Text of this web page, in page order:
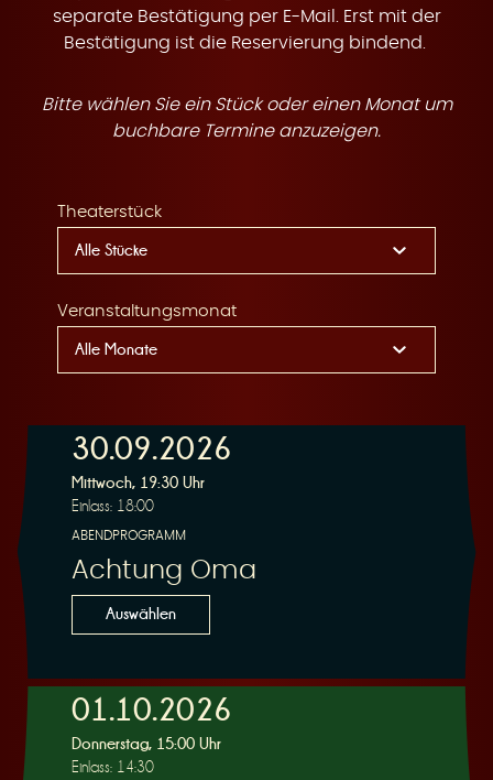
e
R
e
separate Bestätigung per E-Mail. Erst mit der
Bestätigung ist die Reservierung bindend.
Bitte wählen Sie ein Stück oder einen Monat um
buchbare Termine anzuzeigen.
Theaterstück
Veranstaltungsmonat
30.09.2026
Mittwoch, 19:30 Uhr
Einlass: 18:00
ABENDPROGRAMM
Achtung Oma
Auswählen
01.10.2026
Donnerstag, 15:00 Uhr
Einlass: 14:30